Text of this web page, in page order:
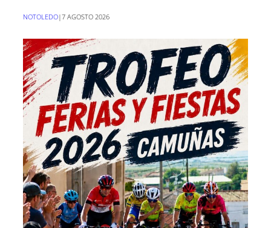
NOTOLEDO|7 AGOSTO 2026